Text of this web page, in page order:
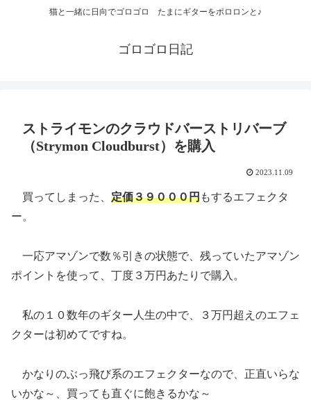
猫と一緒に日向でゴロゴロ たまにギターをポロロンと♪
ゴロゴロ日記
ストライモンのクラウドバーストリバーブ
（Strymon Cloudburst）を購入
2023.11.09
買ってしまった、 定価３９０００円もするエフェクタ
ー。
一応アマゾンで数％引きの状態で、残っていたアマゾン
ポイントを使って、丁度３万円あたりで購入。
私の１０数年のギター人生の中で、３万円超えのエフェ
クターは初めてですね。
かなりのぶっ飛び系のエフェクターなので、正直いらな
いかな～、買っても直ぐに飽きるかな～